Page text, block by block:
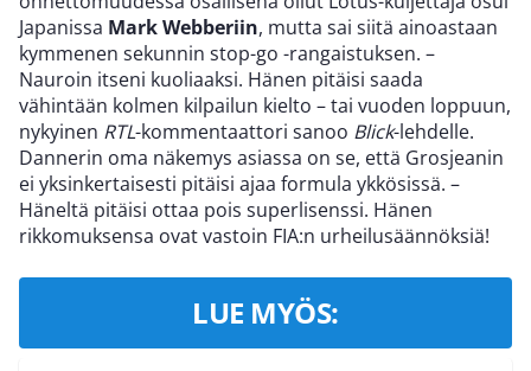
Japanissa Mark Webberiin, mutta sai siitä ainoastaan
kymmenen sekunnin stop-go -rangaistuksen. –
Nauroin itseni kuoliaaksi. Hänen pitäisi saada
vähintään kolmen kilpailun kielto – tai vuoden loppuun,
nykyinen RTL-kommentaattori sanoo Blick-lehdelle.
Dannerin oma näkemys asiassa on se, että Grosjeanin
ei yksinkertaisesti pitäisi ajaa formula ykkösissä. –
Häneltä pitäisi ottaa pois superlisenssi. Hänen
rikkomuksensa ovat vastoin FIA:n urheilusäännöksiä!
LUE MYÖS: